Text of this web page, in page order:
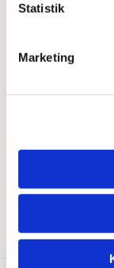
Statistik
Marketing